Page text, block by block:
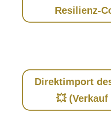
Resilienz-
Direktimport
💥